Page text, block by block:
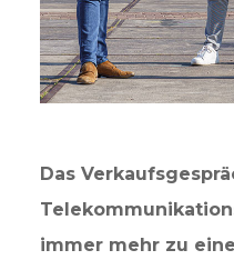
Das
immer mehr zu